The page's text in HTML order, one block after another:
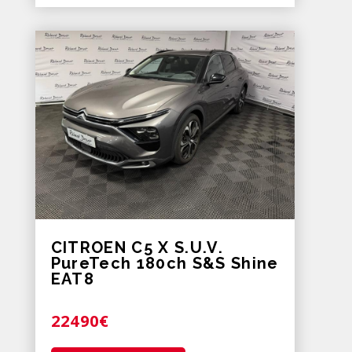
CITROEN C5 X S.U.V.
PureTech 180ch S&S Shine
EAT8
22490€